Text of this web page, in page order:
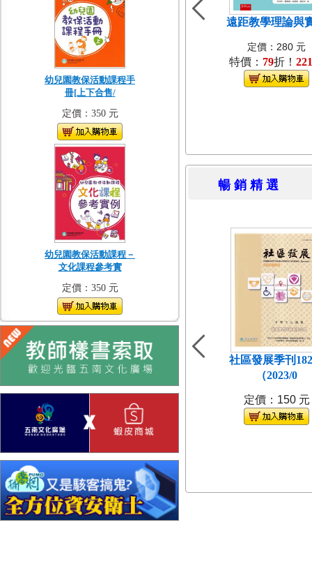
幼兒園教保活動課程手
冊[上下合售/
定價：350 元
幼兒園教保活動課程－
文化課程參考實
定價：350 元
遠距教學理論與
定價：280 元
特價： 79折！ 221
暢 銷 精
社區發展季刊
（2023/0
定價：150 元